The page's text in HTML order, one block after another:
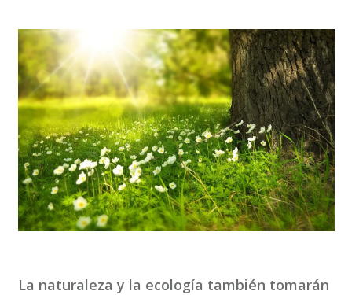
La naturaleza y la ecología también tomarán